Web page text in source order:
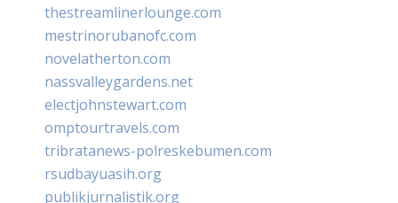
thestreamlinerlounge.com
mestrinorubanofc.com
novelatherton.com
nassvalleygardens.net
electjohnstewart.com
omptourtravels.com
tribratanews-polreskebumen.com
rsudbayuasih.org
publikjurnalistik.org